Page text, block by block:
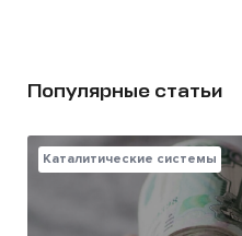
Популярные статьи
Каталитические системы